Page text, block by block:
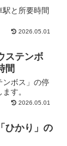
と所要時間
2026.05.01
ステンボ
間
ンボス」の停
す。
2026.05.01
ひかり」の